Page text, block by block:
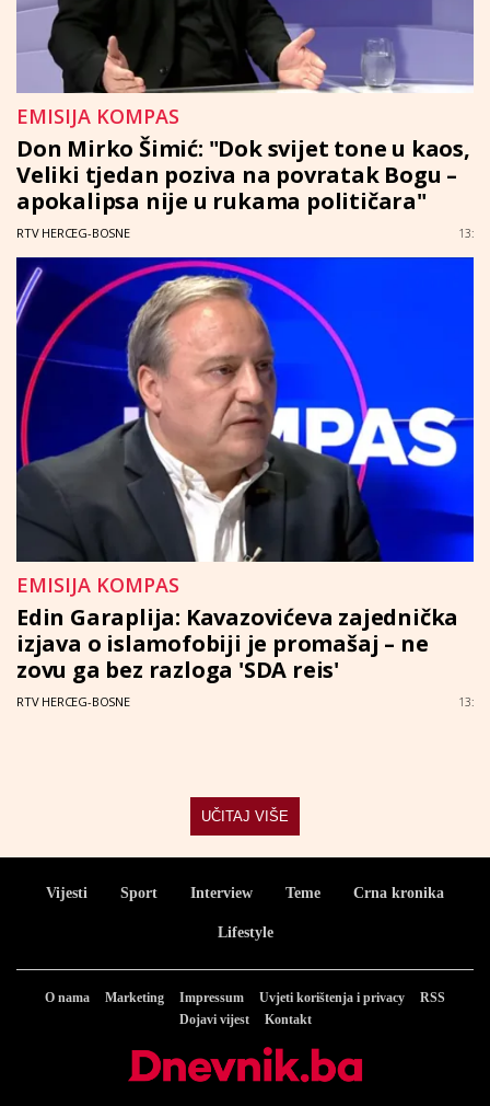
EMISIJA KOMPAS
Don Mirko Šimić: "Dok svijet tone u kaos,
Veliki tjedan poziva na povratak Bogu –
apokalipsa nije u rukama političara"
RTV HERCEG-BOSNE 13:
EMISIJA KOMPAS
Edin Garaplija: Kavazovićeva zajednička
izjava o islamofobiji je promašaj – ne
zovu ga bez razloga 'SDA reis'
RTV HERCEG-BOSNE 13:
UČITAJ VIŠE
Vijesti Sport Interview Teme Crna kronika
Lifestyle
O nama Marketing Impressum Uvjeti korištenja i privacy
RSS
Dojavi vijest
Kontakt